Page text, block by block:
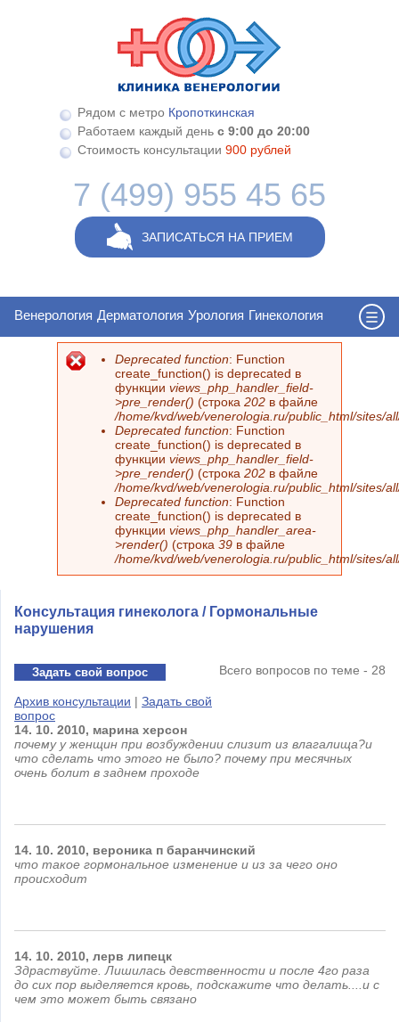
Рядом с метро Кропоткинская
Работаем каждый день с 9:00 до 20:00
Стоимость консультации 900 рублей
7 (499) 955 45 65
ЗАПИСАТЬСЯ НА ПРИЕМ
Венерология Дерматология Урология Гинекология
Сообщение об ошибке
Deprecated function: Function
create_function() is deprecated в
функции views_php_handler_field-
>pre_render() (строка 202 в файле
/home/kvd/web/venerologia.ru/public_html/sites/
Deprecated function: Function
create_function() is deprecated в
функции views_php_handler_field-
>pre_render() (строка 202 в файле
/home/kvd/web/venerologia.ru/public_html/sites/
Deprecated function: Function
create_function() is deprecated в
функции views_php_handler_area-
>render() (строка 39 в файле
/home/kvd/web/venerologia.ru/public_html/sites/
Консультация гинеколога / Гормональные
нарушения
Задать свой вопрос Всего вопросов по теме - 28
Архив консультации | Задать свой
вопрос
14. 10. 2010, марина херсон
почему у женщин при возбуждении слизит из влагалища?и
что сделать что этого не было? почему при месячных
очень болит в заднем проходе
14. 10. 2010, вероника п баранчинский
что такое гормональное изменение и из за чего оно
происходит
14. 10. 2010, лерв липецк
Здраствуйте. Лишилась девственности и после 4го раза
до сих пор выделяется кровь, подскажите что делать....и с
чем это может быть связано